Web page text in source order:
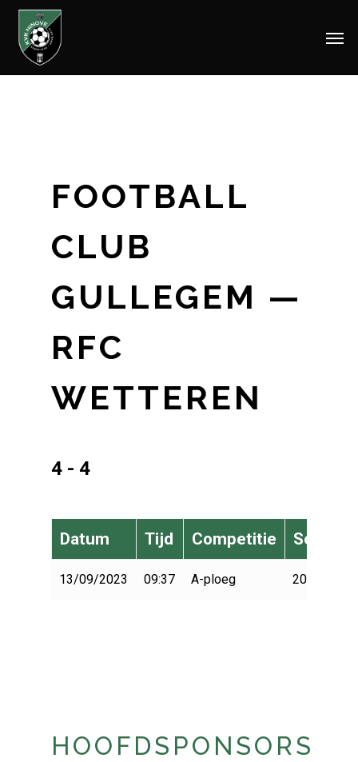
Skip
FOOTBALL
CLUB
GULLEGEM —
RFC
WETTEREN
4 - 4
Datum Tijd Competitie Seizoen
13/09/2023 09:37 A-ploeg 2023-2024
HOOFDSPONSORS